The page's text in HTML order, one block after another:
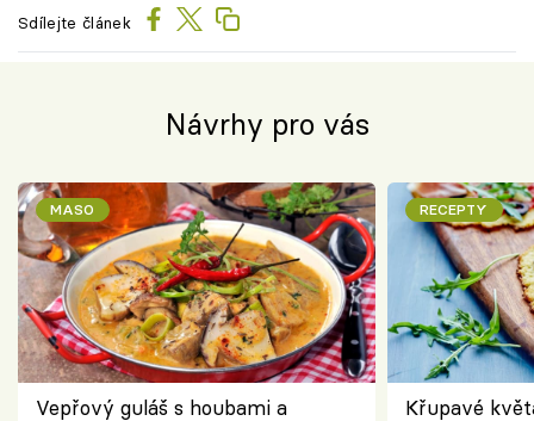
Sdílejte článek
Návrhy pro vás
MASO
Vepřový guláš s houbami a
RECEPTY
Křupavé